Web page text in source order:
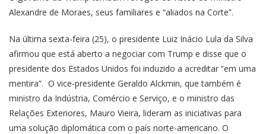
Alexandre de Moraes, seus familiares e “aliados na Corte”.
Na última sexta-feira (25), o presidente Luiz Inácio Lula da Silva
afirmou que está aberto a negociar com Trump e disse que o
presidente dos Estados Unidos foi induzido a acreditar “em uma
mentira”. O vice-presidente Geraldo Alckmin, que também é
ministro da Indústria, Comércio e Serviço, e o ministro das
Relações Exteriores, Mauro Vieira, lideram as iniciativas para
uma solução diplomática com o país norte-americano. O